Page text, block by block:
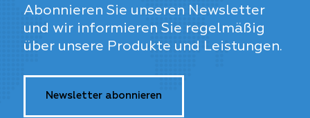
Abonnieren Sie unseren Newsletter
und wir informieren Sie regelmäßig
über unsere Produkte und Leistungen.
Newsletter abonnieren